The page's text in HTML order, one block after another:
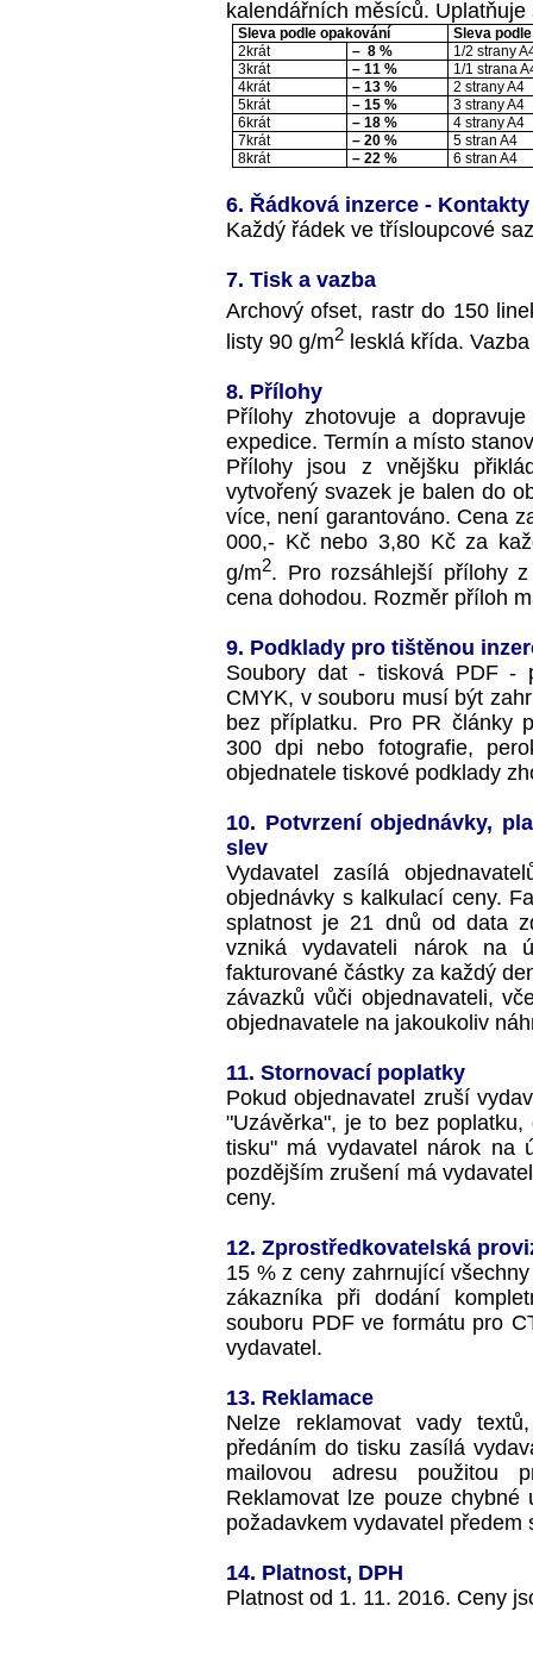
kalendářních měsíců.
Sleva podle opakování
Sleva
2krát
– 8 %
1/2 strany
3krát
– 11 %
1/1 strana
4krát
– 13 %
2 strany A4
5krát
– 15 %
3 strany A4
6krát
– 18 %
4 strany A4
7krát
– 20 %
5 stran A4
8krát
– 22 % 6 stran A4
6. Řádková inzerce -
Každý řádek ve třísloupcové
7. Tisk a vazba
Archový ofset, rastr do 150
listy 90 g/m2 lesklá křída.
8. Přílohy
Přílohy zhotovuje a
expedice. Termín a místo
Přílohy jsou z vnějšku
vytvořený svazek je balen do
více, není garantováno. Cena
000,- Kč nebo 3,80 Kč za
g/m2. Pro rozsáhlejší přílohy
cena dohodou. Rozměr příloh
9. Podklady pro tištěnou
Soubory dat - tisková PDF -
CMYK, v souboru musí být
bez příplatku. Pro PR články
300 dpi nebo fotografie,
objednatele tiskové podklady
10. Potvrzení objednávky,
slev
Vydavatel zasílá
objednávky s kalkulací ceny.
splatnost je 21 dnů od data
vzniká vydavateli nárok na
fakturované částky za každý
závazků vůči objednavateli,
objednavatele na jakoukoliv
11. Stornovací poplatky
Pokud objednavatel zruší
"Uzávěrka", je to bez
tisku" má vydavatel nárok na
pozdějším zrušení má
ceny.
12. Zprostředkovatelská
15 % z ceny zahrnující
zákazníka při dodání
souboru PDF ve formátu pro
vydavatel.
13. Reklamace
Nelze reklamovat vady
předáním do tisku zasílá
mailovou adresu použitou
Reklamovat lze pouze
požadavkem vydavatel předem
14. Platnost, DPH
Platnost od 1. 11. 2016. Ceny